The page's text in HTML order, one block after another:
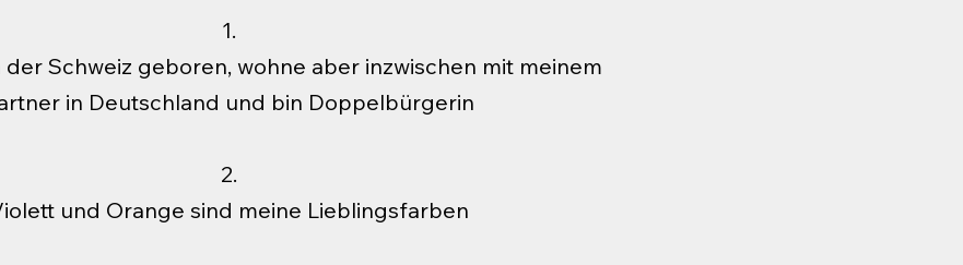
1.
der Schweiz geboren, wohne aber inzwischen mit meinem
in Deutschland und bin Doppelbürgerin
2.
und Orange sind meine Lieblingsfarben